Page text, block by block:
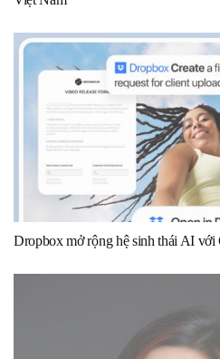
Dropbox mở rộng hệ sinh thái AI với